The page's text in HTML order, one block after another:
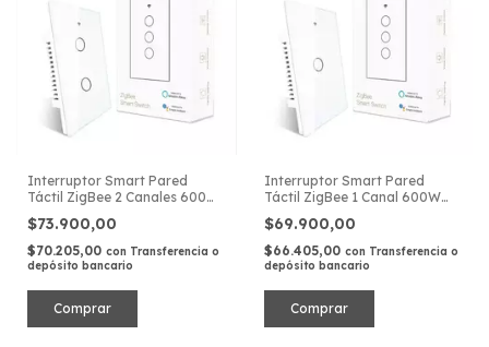
Interruptor Smart Pared
Táctil ZigBee 2 Canales 600W
$73.900,00
$70.205,00 con Transferencia o
depósito bancario
Interruptor Smart Pared
Táctil ZigBee 1 Canal 600W
$69.900,00
$66.405,00 con Transferencia o
depósito bancario